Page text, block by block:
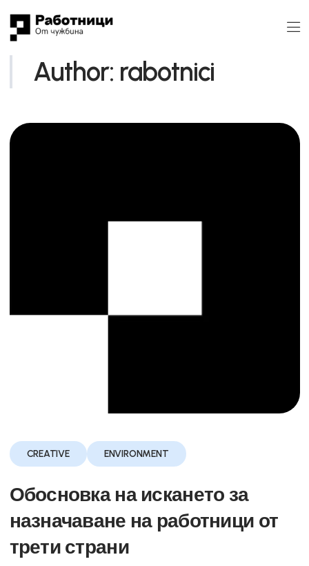
Author: rabotnici
CREATIVE ENVIRONMENT
Обосновка на искането за
назначаване на работници от
трети страни